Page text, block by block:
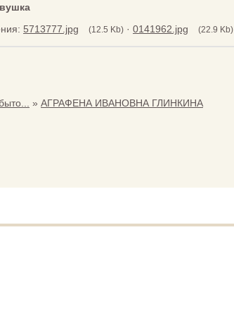
5713777.jpg (12.5 Kb) · 0141962.jpg (22.9 Kb)
» АГРАФЕНА ИВАНОВНА ГЛИНКИНА